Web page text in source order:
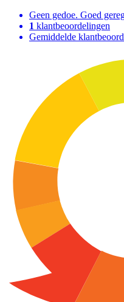
Geen gedoe. Goed
1 klantbeoordelingen
Gemiddelde